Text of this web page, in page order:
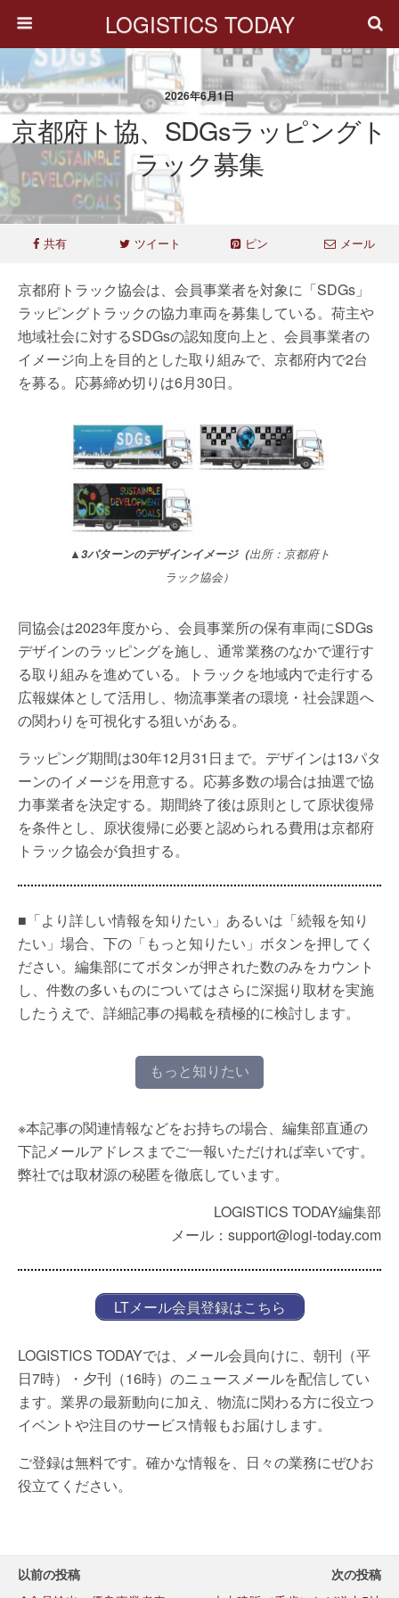
LOGISTICS TODAY
2026年6月1日
京都府ト協、SDGsラッピングト
ラック募集
共有 ツイート ピン メール
京都府トラック協会は、会員事業者を対象に「SDGs」
ラッピングトラックの協力車両を募集している。荷主や
地域社会に対するSDGsの認知度向上と、会員事業者の
イメージ向上を目的とした取り組みで、京都府内で2台
を募る。応募締め切りは6月30日。
▲3パターンのデザインイメージ（出所：京都府ト
ラック協会）
同協会は2023年度から、会員事業所の保有車両にSDGs
デザインのラッピングを施し、通常業務のなかで運行す
る取り組みを進めている。トラックを地域内で走行する
広報媒体として活用し、物流事業者の環境・社会課題へ
の関わりを可視化する狙いがある。
ラッピング期間は30年12月31日まで。デザインは13パタ
ーンのイメージを用意する。応募多数の場合は抽選で協
力事業者を決定する。期間終了後は原則として原状復帰
を条件とし、原状復帰に必要と認められる費用は京都府
トラック協会が負担する。
■「より詳しい情報を知りたい」あるいは「続報を知り
たい」場合、下の「もっと知りたい」ボタンを押してく
ださい。編集部にてボタンが押された数のみをカウント
し、件数の多いものについてはさらに深掘り取材を実施
したうえで、詳細記事の掲載を積極的に検討します。
もっと知りたい
※本記事の関連情報などをお持ちの場合、編集部直通の
下記メールアドレスまでご一報いただければ幸いです。
弊社では取材源の秘匿を徹底しています。
LOGISTICS TODAY編集部
メール：support@logi-today.com
LTメール会員登録はこちら
LOGISTICS TODAYでは、メール会員向けに、朝刊（平
日7時）・夕刊（16時）のニュースメールを配信してい
ます。業界の最新動向に加え、物流に関わる方に役立つ
イベントや注目のサービス情報もお届けします。
ご登録は無料です。確かな情報を、日々の業務にぜひお
役立てください。
以前の投稿 次の投稿